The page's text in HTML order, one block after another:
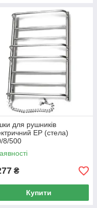
для рушників
EP (стела)
8/500
₴
Купити